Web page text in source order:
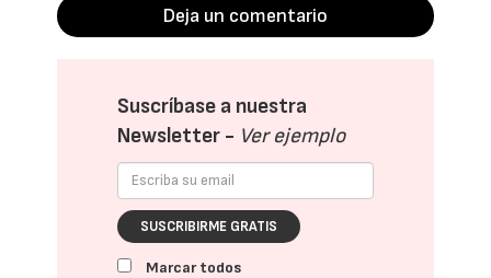
Deja un comentario
Suscríbase a nuestra
Newsletter - Ver ejemplo
SUSCRIBIRME GRATIS
Marcar todos